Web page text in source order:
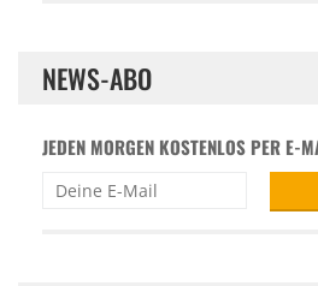
NEWS-ABO
JEDEN MORGEN KOSTENLOS PER E-